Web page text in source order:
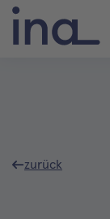
zurück